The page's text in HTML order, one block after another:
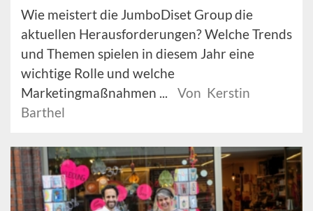
Wie meistert die JumboDiset Group die
aktuellen Herausforderungen? Welche Trends
und Themen spielen in diesem Jahr eine
wichtige Rolle und welche
Marketingmaßnahmen ...
Von Kerstin
Barthel